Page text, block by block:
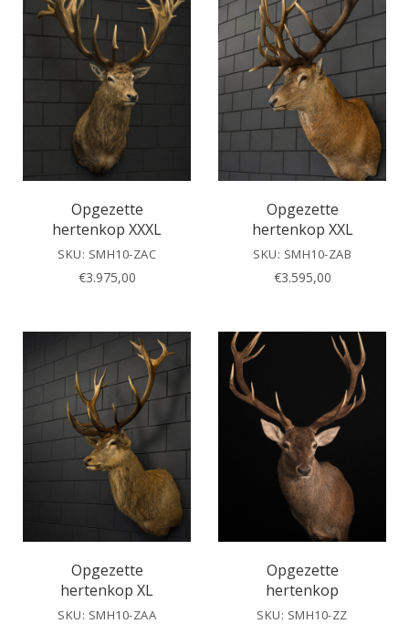
Opgezette
hertenkop XXXL
SKU: SMH10-ZAC
€3.975,00
Opgezette
hertenkop XXL
SKU: SMH10-ZAB
€3.595,00
Opgezette
hertenkop XL
SKU: SMH10-ZAA
Opgezette
hertenkop
SKU: SMH10-ZZ